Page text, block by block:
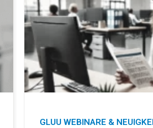
GLUU WEBINARE &